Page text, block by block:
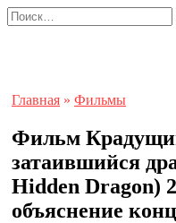
Перейти
к
Search
for:
Главная » Фильмы
Фильм
затаившийся
Hidden Dragon)
объяснение